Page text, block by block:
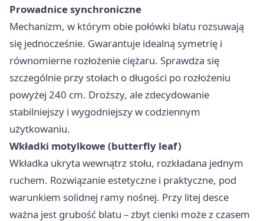
Prowadnice synchroniczne
Mechanizm, w którym obie połówki blatu rozsuwają
się jednocześnie. Gwarantuje idealną symetrię i
równomierne rozłożenie ciężaru. Sprawdza się
szczególnie przy stołach o długości po rozłożeniu
powyżej 240 cm. Droższy, ale zdecydowanie
stabilniejszy i wygodniejszy w codziennym
użytkowaniu.
Wkładki motylkowe (butterfly leaf)
Wkładka ukryta wewnątrz stołu, rozkładana jednym
ruchem. Rozwiązanie estetyczne i praktyczne, pod
warunkiem solidnej ramy nośnej. Przy litej desce
ważna jest grubość blatu – zbyt cienki może z czasem